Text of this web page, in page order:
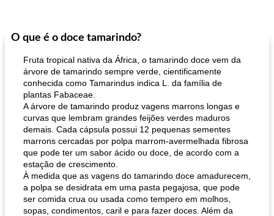
O que é o doce tamarindo?
Fruta tropical nativa da África, o tamarindo doce vem da
árvore de tamarindo sempre verde, cientificamente
conhecida como Tamarindus indica L. da família de
plantas Fabaceae.
A árvore de tamarindo produz vagens marrons longas e
curvas que lembram grandes feijões verdes maduros
demais. Cada cápsula possui 12 pequenas sementes
marrons cercadas por polpa marrom-avermelhada fibrosa
que pode ter um sabor ácido ou doce, de acordo com a
estação de crescimento.
À medida que as vagens do tamarindo doce amadurecem,
a polpa se desidrata em uma pasta pegajosa, que pode
ser comida crua ou usada como tempero em molhos,
sopas, condimentos, caril e para fazer doces. Além da